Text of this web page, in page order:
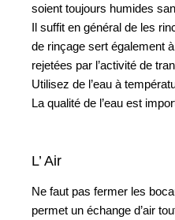
soient toujours humides
Il suffit en général de les
de rinçage sert également
rejetées par l’activité de
Utilisez de l’eau à
La qualité de l’eau est
L’ Air
Ne faut pas fermer les
permet un échange d’air